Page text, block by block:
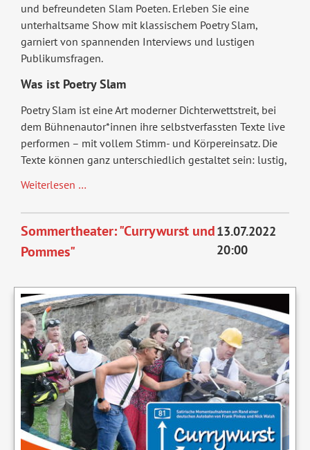
und befreundeten Slam Poeten. Erleben Sie eine
unterhaltsame Show mit klassischem Poetry Slam,
garniert von spannenden Interviews und lustigen
Publikumsfragen.
Was ist Poetry Slam
Poetry Slam ist eine Art moderner Dichterwettstreit, bei
dem Bühnenautor*innen ihre selbstverfassten Texte live
performen – mit vollem Stimm- und Körpereinsatz. Die
Texte können ganz unterschiedlich gestaltet sein: lustig,
Weiterlesen …
de
luxe
Sommertheater: "Currywurst und
Pommes"
13.07.2022
20:00